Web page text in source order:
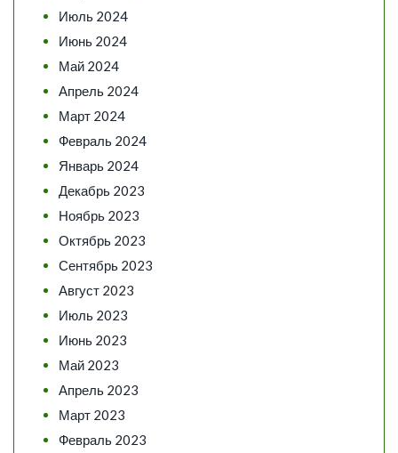
Июль 2024
Июнь 2024
Май 2024
Апрель 2024
Март 2024
Февраль 2024
Январь 2024
Декабрь 2023
Ноябрь 2023
Октябрь 2023
Сентябрь 2023
Август 2023
Июль 2023
Июнь 2023
Май 2023
Апрель 2023
Март 2023
Февраль 2023